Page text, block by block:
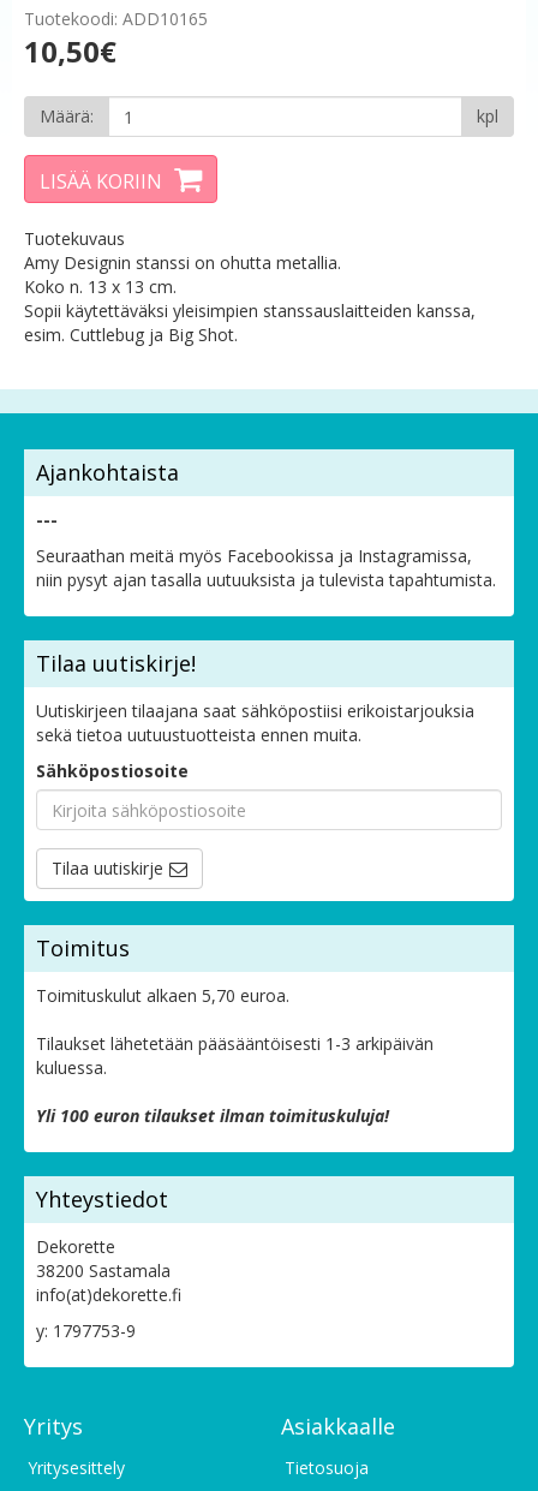
Tuotekoodi: ADD10165
10,50€
Määrä: kpl
LISÄÄ KORIIN
Tuotekuvaus
Amy Designin stanssi on ohutta metallia.
Koko n. 13 x 13 cm.
Sopii käytettäväksi yleisimpien stanssauslaitteiden kanssa,
esim. Cuttlebug ja Big Shot.
Ajankohtaista
---
Seuraathan meitä myös Facebookissa ja Instagramissa,
niin pysyt ajan tasalla uutuuksista ja tulevista tapahtumista.
Tilaa uutiskirje!
Uutiskirjeen tilaajana saat sähköpostiisi erikoistarjouksia
sekä tietoa uutuustuotteista ennen muita.
Sähköpostiosoite
Tilaa uutiskirje
Toimitus
Toimituskulut alkaen 5,70 euroa.
Tilaukset lähetetään pääsääntöisesti 1-3 arkipäivän
kuluessa.
Yli 100 euron tilaukset ilman toimituskuluja!
Yhteystiedot
Dekorette
38200 Sastamala
info(at)dekorette.fi
y: 1797753-9
Yritys
Yritysesittely
Asiakkaalle
Tietosuoja